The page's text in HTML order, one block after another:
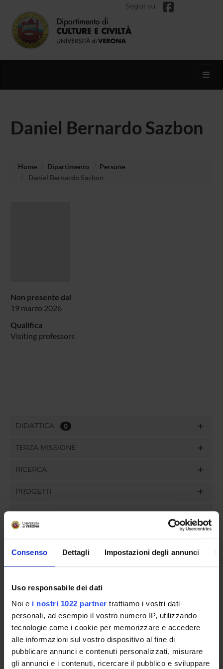
Consenso Dettagli Impostazioni degli annunci
Uso responsabile dei dati
Noi e i nostri 1022 partner trattiamo i vostri dati
personali, ad esempio il vostro numero IP, utilizzando
tecnologie come i cookie per memorizzare e accedere
alle informazioni sul vostro dispositivo al fine di
pubblicare annunci e contenuti personalizzati, misurare
gli annunci e i contenuti, ricercare il pubblico e sviluppare
Segui su
Daniel Bernardo Sazbon
Home Dipartimento
Persone
Daniel Bernardo Sazbon
Non presente dal
19 marzo 2026
Qualifica
Visiting professors
DIDATTICA 0
TERZA MISSIONE
RICERCA
PROGETTI
INCARICHI
ORGANIZZAZIONE
GOVERNANCE
COMMISSIONI
UFFICI E STRUTTURE DI SERVIZIO
SERVIZI DI SEGRETERIA STUDENTI